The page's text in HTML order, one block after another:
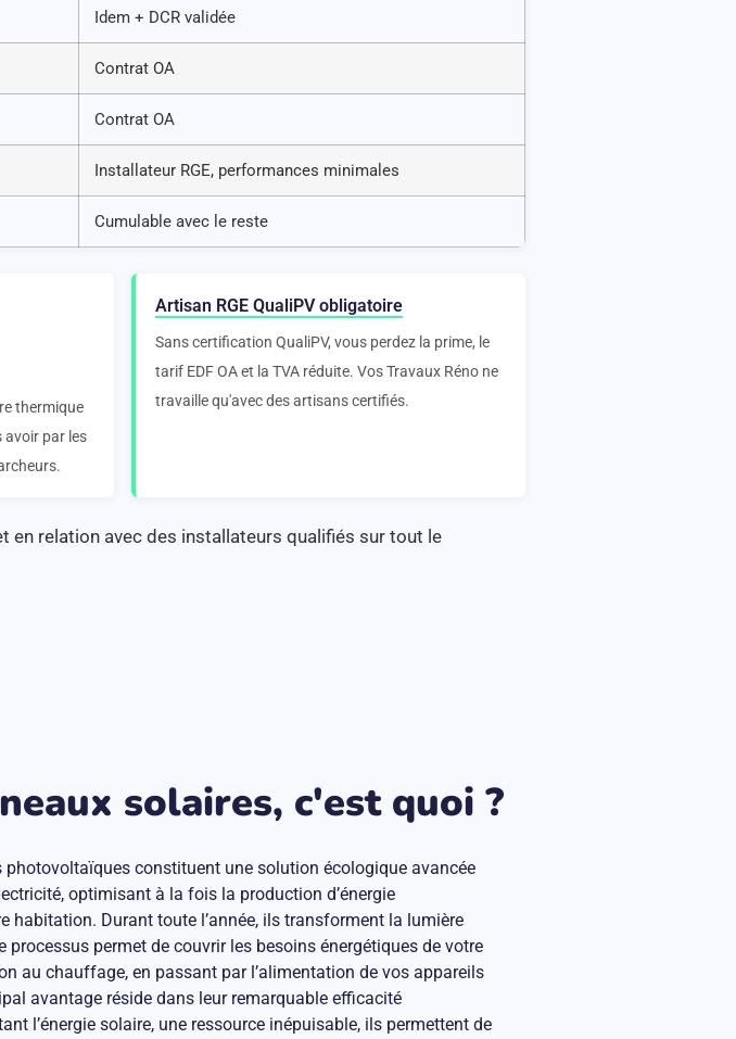
Idem + DCR validée
Contrat OA
Contrat OA
Installateur RGE, performances minimales
Cumulable avec le reste
thermique
avoir par les
Artisan RGE QualiPV obligatoire
Sans certification QualiPV, vous perdez la prime, le
tarif EDF OA et la TVA réduite. Vos Travaux Réno ne
travaille qu'avec des artisans certifiés.
en relation avec des installateurs qualifiés sur tout le
solaires, c'est quoi ?
photovoltaïques constituent une solution écologique avancée
optimisant à la fois la production d’énergie
habitation. Durant toute l’année, ils transforment la lumière
processus permet de couvrir les besoins énergétiques de votre
au chauffage, en passant par l’alimentation de vos appareils
avantage réside dans leur remarquable efficacité
l’énergie solaire, une ressource inépuisable, ils permettent de